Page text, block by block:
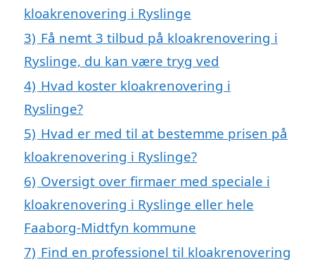
kloakrenovering i Ryslinge
3) Få nemt 3 tilbud på kloakrenovering i
Ryslinge, du kan være tryg ved
4) Hvad koster kloakrenovering i
Ryslinge?
5) Hvad er med til at bestemme prisen på
kloakrenovering i Ryslinge?
6) Oversigt over firmaer med speciale i
kloakrenovering i Ryslinge eller hele
Faaborg-Midtfyn kommune
7) Find en professionel til kloakrenovering